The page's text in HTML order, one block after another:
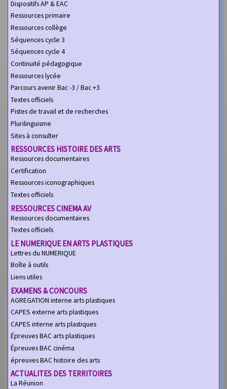
Dispositifs AP & EAC
Ressources primaire
Ressources collège
Séquences cycle 3
Séquences cycle 4
Continuité pédagogique
Ressources lycée
Parcours avenir Bac -3 / Bac +3
Textes officiels
Pistes de travail et de recherches
Plurilinguisme
Sites à consulter
RESSOURCES HISTOIRE DES ARTS
Ressources documentaires
Certification
Ressources iconographiques
Textes officiels
RESSOURCES CINEMA AV
Ressources documentaires
Textes officiels
LE NUMERIQUE EN ARTS PLASTIQUES
Lettres du NUMERIQUE
Boîte à outils
Liens utiles
EXAMENS & CONCOURS
AGREGATION interne arts plastiques
CAPES externe arts plastiques
CAPES interne arts plastiques
Épreuves BAC arts plastiques
Épreuves BAC cinéma
épreuves BAC histoire des arts
ACTUALITES DES TERRITOIRES
La Réunion